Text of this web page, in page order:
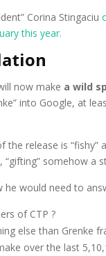
Corina Stingaciu
this year.
now make a wild
into Google, at
release is “fishy”
“gifting” somehow
would need to
of CTP ?
else than Grenke
over the last